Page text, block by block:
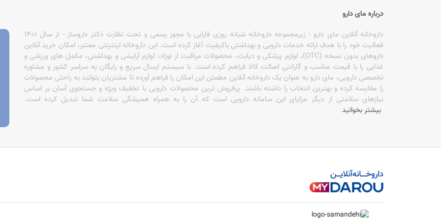
بایو اسکین پلاس BIO SKIN PLUS
بایو ریچ BIORICH
برایت مکس BRIGHT MAX
بلفامد BLEPHAMED
بلوسنس BLUE SENSE
بوش اند لومب BAUSCH AND LOMB
سریتا، انواع ماسک و سرم
ضد ریزش و رویش مجدد
اما در میان تمامی این
هستند. در ادامه به
انواع شامپو
یکی از دلایل محبوبیت
داخل، از تاثیرگذاری
یکی از محبوب‌ترین
شامپوی تقویت کننده،
درباره مای دارو
داروخانه آنلاین مای دارو - زیرمجموعه داروخانه شبانه روزی فارابی با مجوز رسمی و تحت نظارت دکتر داروساز - از سال 1401
فعالیت خود را با هدف ارائه خدمات دارویی و بهداشتی باکیفیت آغاز کرده است. این داروخانه اینترنتی معتبر، امکان خرید آنلاین
داروهای بدون نسخه (OTC)، لوازم پزشکی و دیابت، محصولات مراقبت از نوزاد، لوازم آرایشی و بهداشتی، مکمل های ورزشی و
غذایی را با قیمت مناسب و گارانتی اصالت کالا فراهم کرده است. با سیستم ارسال سریع و رایگان به سراسر کشور و مشاوره
تخصصی دارویی، مای دارو به عنوان یک داروخانه آنلاین مطمئن این امکان را فراهم آورده تا مشتریان بتوانند به راحتی محصولات
را مقایسه کرده و بهترین انتخاب را داشته باشند. پرفروش ترین محصولات دارویی با تخفیف ویژه و جستجوی آسان بر اساس
نیازهای سلامتی از دیگر مزایای این سامانه دارویی است که آن را به همراه همیشگی سلامت شما تبدیل کرده است.
بیشتر بخوانید